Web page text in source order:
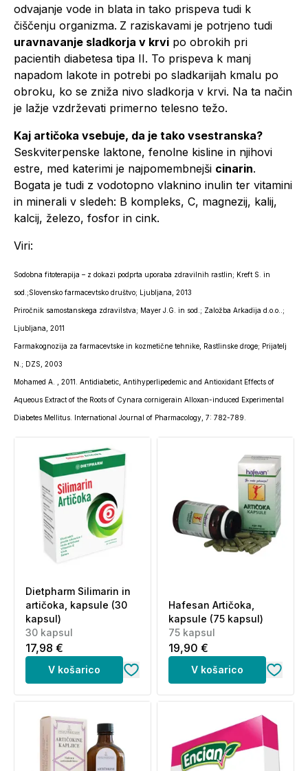
odvajanje vode in blata in tako prispeva tudi k
čiščenju organizma. Z raziskavami je potrjeno tudi
uravnavanje sladkorja v krvi po obrokih pri
pacientih diabetesa tipa II. To prispeva k manj
napadom lakote in potrebi po sladkarijah kmalu po
obroku, ko se zniža nivo sladkorja v krvi. Na ta način
je lažje vzdrževati primerno telesno težo.
Kaj artičoka vsebuje, da je tako vsestranska?
Seskviterpenske laktone, fenolne kisline in njihovi
estre, med katerimi je najpomembnejši cinarin.
Bogata je tudi z vodotopno vlaknino inulin ter vitamini
in minerali v sledeh: B kompleks, C, magnezij, kalij,
kalcij, železo, fosfor in cink.
Viri:
Sodobna fitoterapija – z dokazi podprta uporaba zdravilnih rastlin; Kreft S. in
sod.;Slovensko farmacevtsko društvo; Ljubljana, 2013
Priročnik samostanskega zdravilstva; Mayer J.G. in sod.; Založba Arkadija d.o.o..;
Ljubljana, 2011
Farmakognozija za farmacevtske in kozmetične tehnike, Rastlinske droge; Prijatelj
N.; DZS, 2003
Mohamed A. , 2011. Antidiabetic, Antihyperlipedemic and Antioxidant Effects of
Aqueous Extract of the Roots of Cynara cornigerain Alloxan-induced Experimental
Diabetes Mellitus. International Journal of Pharmacology, 7: 782-789.
Dietpharm Silimarin in
artičoka, kapsule (30
kapsul)
30 kapsul
17,98 €
V košarico
Hafesan Artičoka,
kapsule (75 kapsul)
75 kapsul
19,90 €
V košarico